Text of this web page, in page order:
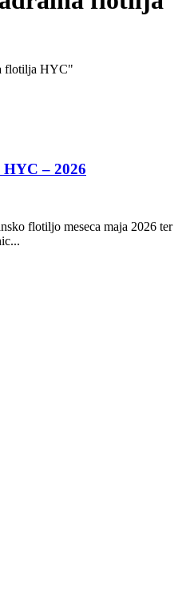
flotilja HYC"
– 2026
flotiljo meseca maja 2026 ter